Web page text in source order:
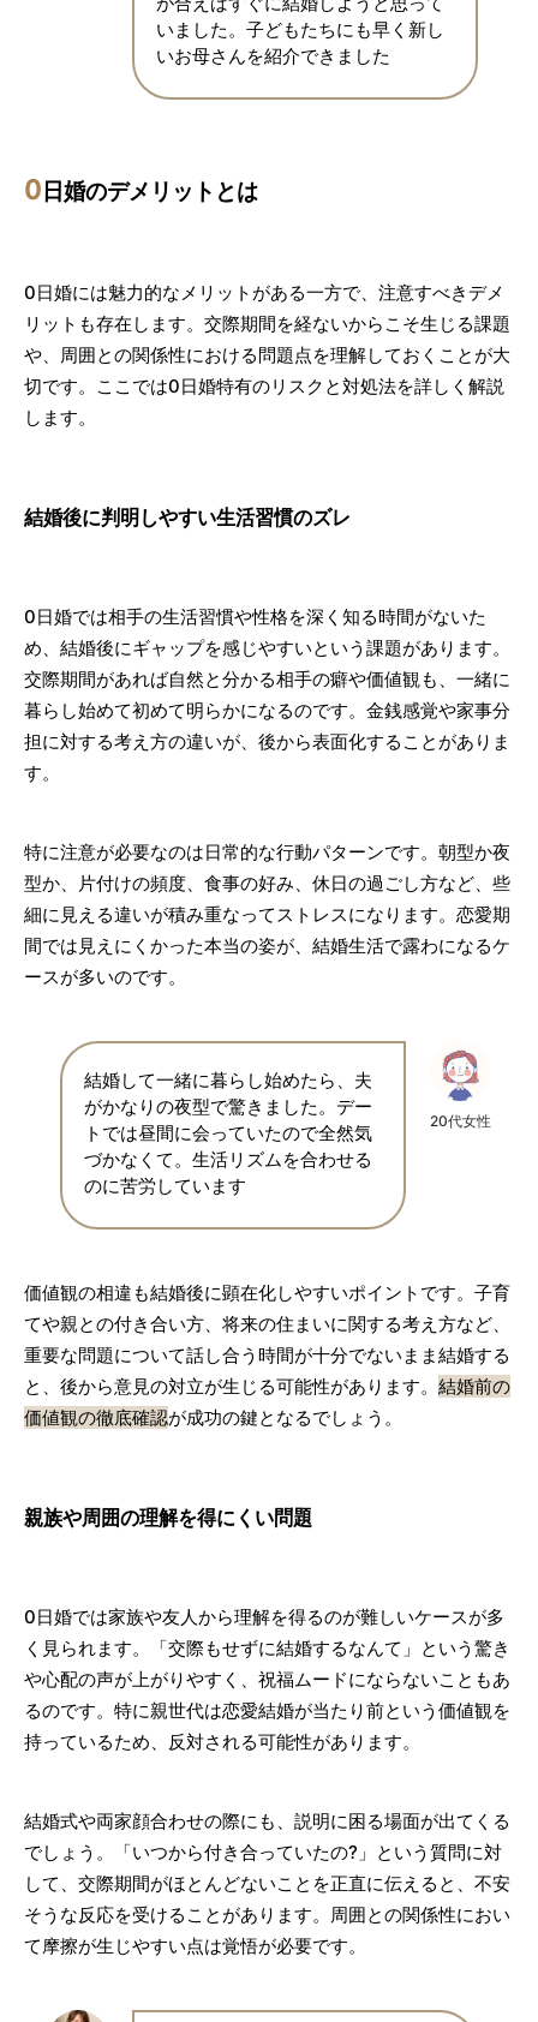
いました。子どもたちにも早く新し
いお母さんを紹介できました
0日婚のデメリットとは
0日婚には魅力的なメリットがある一方で、注意すべきデメ
リットも存在します。交際期間を経ないからこそ生じる課題
や、周囲との関係性における問題点を理解しておくことが大
切です。ここでは0日婚特有のリスクと対処法を詳しく解説
します。
結婚後に判明しやすい生活習慣のズレ
0日婚では相手の生活習慣や性格を深く知る時間がないた
め、結婚後にギャップを感じやすいという課題があります。
交際期間があれば自然と分かる相手の癖や価値観も、一緒に
暮らし始めて初めて明らかになるのです。金銭感覚や家事分
担に対する考え方の違いが、後から表面化することがありま
す。
特に注意が必要なのは日常的な行動パターンです。朝型か夜
型か、片付けの頻度、食事の好み、休日の過ごし方など、些
細に見える違いが積み重なってストレスになります。恋愛期
間では見えにくかった本当の姿が、結婚生活で露わになるケ
ースが多いのです。
20代女性
結婚して一緒に暮らし始めたら、夫
がかなりの夜型で驚きました。デー
トでは昼間に会っていたので全然気
づかなくて。生活リズムを合わせる
のに苦労しています
価値観の相違も結婚後に顕在化しやすいポイントです。子育
てや親との付き合い方、将来の住まいに関する考え方など、
重要な問題について話し合う時間が十分でないまま結婚する
と、後から意見の対立が生じる可能性があります。 結婚前の
価値観の徹底確認が成功の鍵となるでしょう。
親族や周囲の理解を得にくい問題
0日婚では家族や友人から理解を得るのが難しいケースが多
く見られます。「交際もせずに結婚するなんて」という驚き
や心配の声が上がりやすく、祝福ムードにならないこともあ
るのです。特に親世代は恋愛結婚が当たり前という価値観を
持っているため、反対される可能性があります。
結婚式や両家顔合わせの際にも、説明に困る場面が出てくる
でしょう。「いつから付き合っていたの?」という質問に対
して、交際期間がほとんどないことを正直に伝えると、不安
そうな反応を受けることがあります。周囲との関係性におい
て摩擦が生じやすい点は覚悟が必要です。